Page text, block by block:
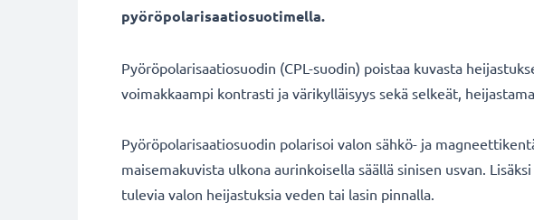
pyöröpolarisaatiosuotimella.
Pyöröpolarisaatiosuodin (CPL-suodin) poistaa kuvasta
voimakkaampi kontrasti ja värikylläisyys sekä selkeät,
Pyöröpolarisaatiosuodin polarisoi valon sähkö- ja
maisemakuvista ulkona aurinkoisella säällä sinisen usvan.
tulevia valon heijastuksia veden tai lasin pinnalla.